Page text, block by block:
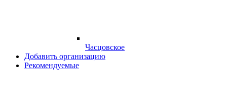
Часцовское
Добавить организацию
Рекомендуемые